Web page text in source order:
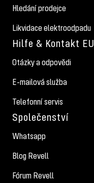
Hledání prodejce
Likvidace elektroodpadu
Hilfe & Kontakt EU
Otázky a odpovědi
E-mailová služba
Telefonní servis
Společenství
Whatsapp
Blog Revell
Fórum Revell